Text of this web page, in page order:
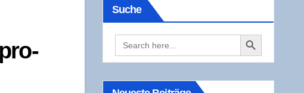
Suche
Search
for:
Search Button